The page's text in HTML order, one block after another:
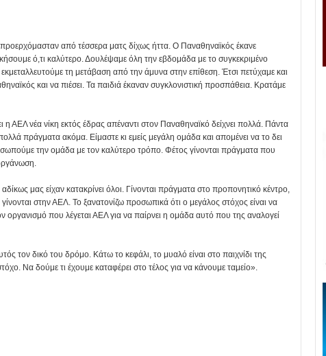
από τέσσερα ματς δίχως ήττα. Ο Παναθηναϊκός έκανε
ό,τι καλύτερο. Δουλέψαμε όλη την εβδομάδα με το συγκεκριμένο
τη μετάβαση από την άμυνα στην επίθεση. Έτσι πετύχαμε και
και να πιέσει. Τα παιδιά έκαναν συγκλονιστική προσπάθεια. Κρατάμε
η ΑΕΛ νέα νίκη εκτός έδρας απέναντι στον Παναθηναϊκό δείχνει πολλά. Πάντα
πράγματα ακόμα. Είμαστε κι εμείς μεγάλη ομάδα και απομένει να το δει
την ομάδα με τον καλύτερο τρόπο. Φέτος γίνονται πράγματα που
μας είχαν κατακρίνει όλοι. Γίνονται πράγματα στο προπονητικό κέντρο,
στην ΑΕΛ. Το ξανατονίζω προσωπικά ότι ο μεγάλος στόχος είναι να
οργανισμό που λέγεται ΑΕΛ για να παίρνει η ομάδα αυτό που της αναλογεί
τον δικό του δρόμο. Κάτω το κεφάλι, το μυαλό είναι στο παιχνίδι της
Να δούμε τι έχουμε καταφέρει στο τέλος για να κάνουμε ταμείο».